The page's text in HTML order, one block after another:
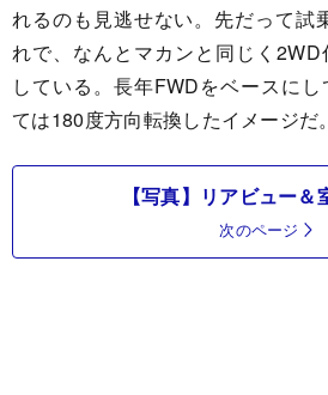
れるのも見逃せない。先だって試
れで、なんとマカンと同じく
している。長年FWDをベースに
ては180度方向転換したイメージだ。
【写真】リアビュー＆
次のページ